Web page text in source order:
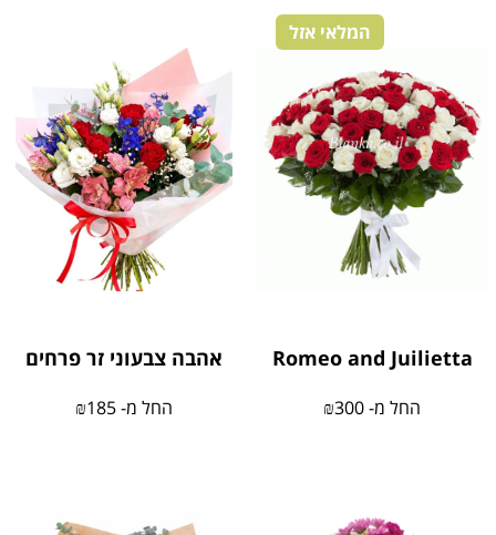
המלאי אזל
Romeo and Juilietta
החל מ- ₪300
אהבה צבעוני זר פרחים
החל מ- ₪185